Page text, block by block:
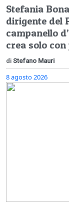
Stefania
dirigente del
campanello
crea solo
di Stefano Mauri
8 agosto 2026